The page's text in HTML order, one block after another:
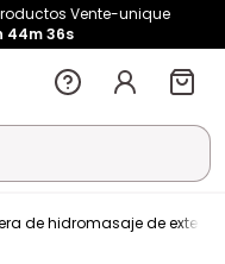
Vente-unique
44m 35s
de hidromasaje de